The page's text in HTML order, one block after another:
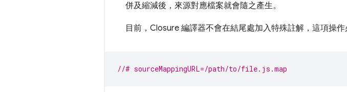
併及縮減後，來源對應檔案就會隨之產生。
目前，Closure 編譯器不會在結尾處加入特殊註解，這項操
//# sourceMappingURL=/path/to/file.js.map